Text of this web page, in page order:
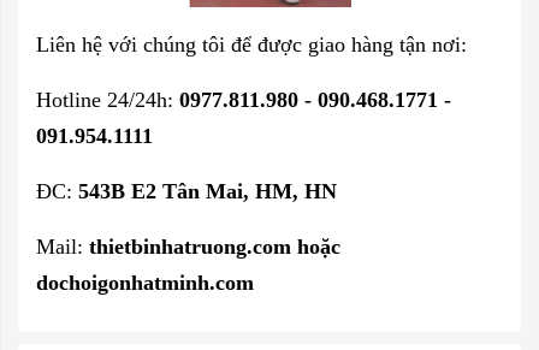
Liên hệ với chúng tôi để được giao hàng tận nơi:
Hotline 24/24h: 0977.811.980 - 090.468.1771 -
091.954.1111
ĐC: 543B E2 Tân Mai, HM, HN
Mail: thietbinhatruong.com hoặc
dochoigonhatminh.com